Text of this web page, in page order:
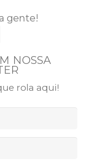
gente!
NOSSA
rola aqui!